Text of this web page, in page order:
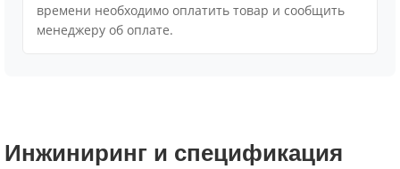
времени необходимо оплатить товар и сообщить
менеджеру об оплате.
Инжиниринг и спецификация